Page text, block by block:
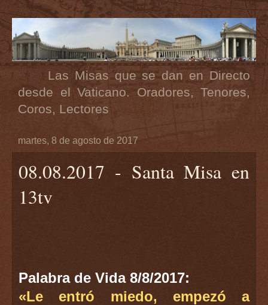
Las Misas que se dan en Directo
desde el Vaticano. Oradores, Tenores,
Coros, Lectores
martes, 8 de agosto de 2017
08.08.2017 - Santa Misa en
13tv
Palabra de Vida 8/8/2017:
«Le entró miedo, empezó a